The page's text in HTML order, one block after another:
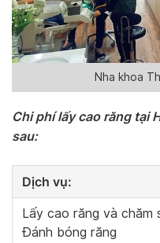
Nha khoa
Chi phí lấy cao răng tại
sau:
Dịch vụ:
Lấy cao răng và chăm
Đánh bóng răng